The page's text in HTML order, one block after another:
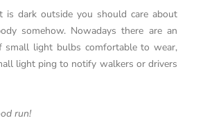
is dark outside you should care about
somehow. Nowadays there are an
small light bulbs comfortable to wear,
light ping to notify walkers or drivers
run!